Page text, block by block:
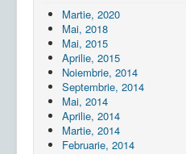
Martie, 2020
Mai, 2018
Mai, 2015
Aprilie, 2015
Noiembrie, 2014
Septembrie, 2014
Mai, 2014
Aprilie, 2014
Martie, 2014
Februarie, 2014